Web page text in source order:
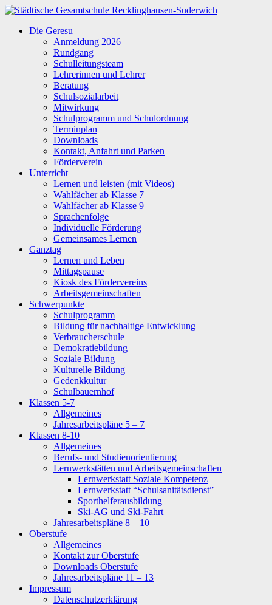
Zum
springen
Städtische
Gesamtschule
Recklinghausen-
Suderwich
Die Geresu
Anmeldung 2026
Rundgang
Schulleitungsteam
Lehrerinnen und Lehrer
Beratung
Schulsozialarbeit
Mitwirkung
Schulprogramm und Schulordnung
Terminplan
Downloads
Kontakt, Anfahrt und Parken
Förderverein
Unterricht
Lernen und leisten (mit Videos)
Wahlfächer ab Klasse 7
Wahlfächer ab Klasse 9
Sprachenfolge
Individuelle Förderung
Gemeinsames Lernen
Ganztag
Lernen und Leben
Mittagspause
Kiosk des Fördervereins
Arbeitsgemeinschaften
Schwerpunkte
Schulprogramm
Bildung für nachhaltige Entwicklung
Verbraucherschule
Demokratiebildung
Soziale Bildung
Kulturelle Bildung
Gedenkkultur
Schulbauernhof
Klassen 5-7
Allgemeines
Jahresarbeitspläne 5 – 7
Klassen 8-10
Allgemeines
Berufs- und Studienorientierung
Lernwerkstätten und Arbeitsgemeinschaften
Lernwerkstatt Soziale Kompetenz
Lernwerkstatt “Schulsanitätsdienst”
Sporthelferausbildung
Ski-AG und Ski-Fahrt
Jahresarbeitspläne 8 – 10
Oberstufe
Allgemeines
Kontakt zur Oberstufe
Downloads Oberstufe
Jahresarbeitspläne 11 – 13
Impressum
Datenschutzerklärung